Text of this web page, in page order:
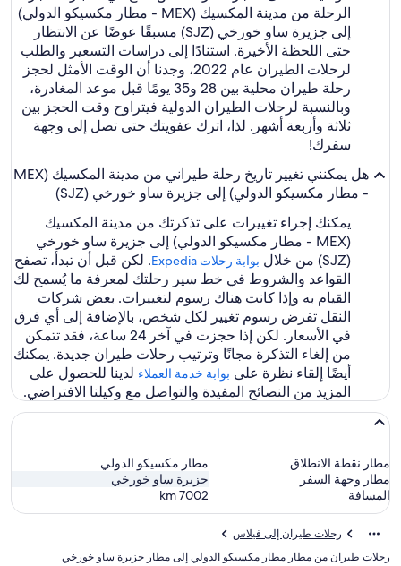
الرحلة من مدينة المكسيك (MEX - مطار مكسيكو الدولي)
إلى جزيرة ساو خورخي (SJZ) مسبقًا عوضًا عن الانتظار
حتى اللحظة الأخيرة. استنادًا إلى دراسات التسعير والطلب
لرحلات الطيران عام 2022، وجدنا أن الوقت الأمثل لحجز
رحلة طيران محلية بين 28 و35 يومًا قبل موعد المغادرة،
وبالنسبة لرحلات الطيران الدولية فيتراوح وقت الحجز بين
ثلاثة وأربعة أشهر. لذا، اترك عفويتك حتى تصل إلى وجهة
سفرك!
هل يمكنني تغيير تاريخ رحلة طيراني من مدينة المكسيك (MEX
- مطار مكسيكو الدولي) إلى جزيرة ساو خورخي (SJZ)
يمكنك إجراء تغييرات على تذكرتك من مدينة المكسيك
(MEX - مطار مكسيكو الدولي) إلى جزيرة ساو خورخي
(SJZ) من خلال
بوابة رحلات Expedia‏
. لكن قبل أن تبدأ، تصفح
القواعد والشروط في خط سير رحلتك لمعرفة ما يُسمح لك
القيام به وإذا كانت هناك رسوم لتغييرات. بعض شركات
النقل تفرض رسوم تغيير لكل شخص، بالإضافة إلى أي فرق
في الأسعار. لكن إذا حجزت في آخر 24 ساعة، فقد تتمكن
من إلغاء التذكرة مجانًا وترتيب رحلات طيران جديدة. يمكنك
أيضًا إلقاء نظرة على بوابة خدمة العملاء لدينا للحصول على
المزيد من النصائح المفيدة والتواصل مع وكيلنا الافتراضي.
مطار نقطة الانطلاق
مطار مكسيكو الدولي
مطار وجهة السفر
جزيرة ساو خورخي
المسافة
7002
km
رحلات طيران إلى فيلاس
رحلات طيران من مطار مطار مكسيكو الدولي إلى مطار جزيرة ساو خورخي